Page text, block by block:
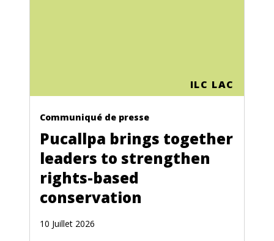
ILC LAC
Communiqué de presse
Pucallpa brings together
leaders to strengthen
rights-based
conservation
10 Juillet 2026